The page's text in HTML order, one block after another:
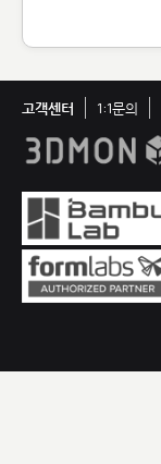
고객센터 1:1문의